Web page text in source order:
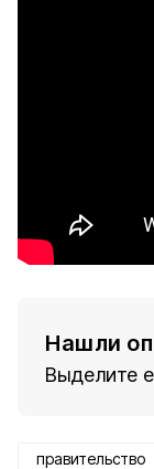
Нашли
Выделите
правительство